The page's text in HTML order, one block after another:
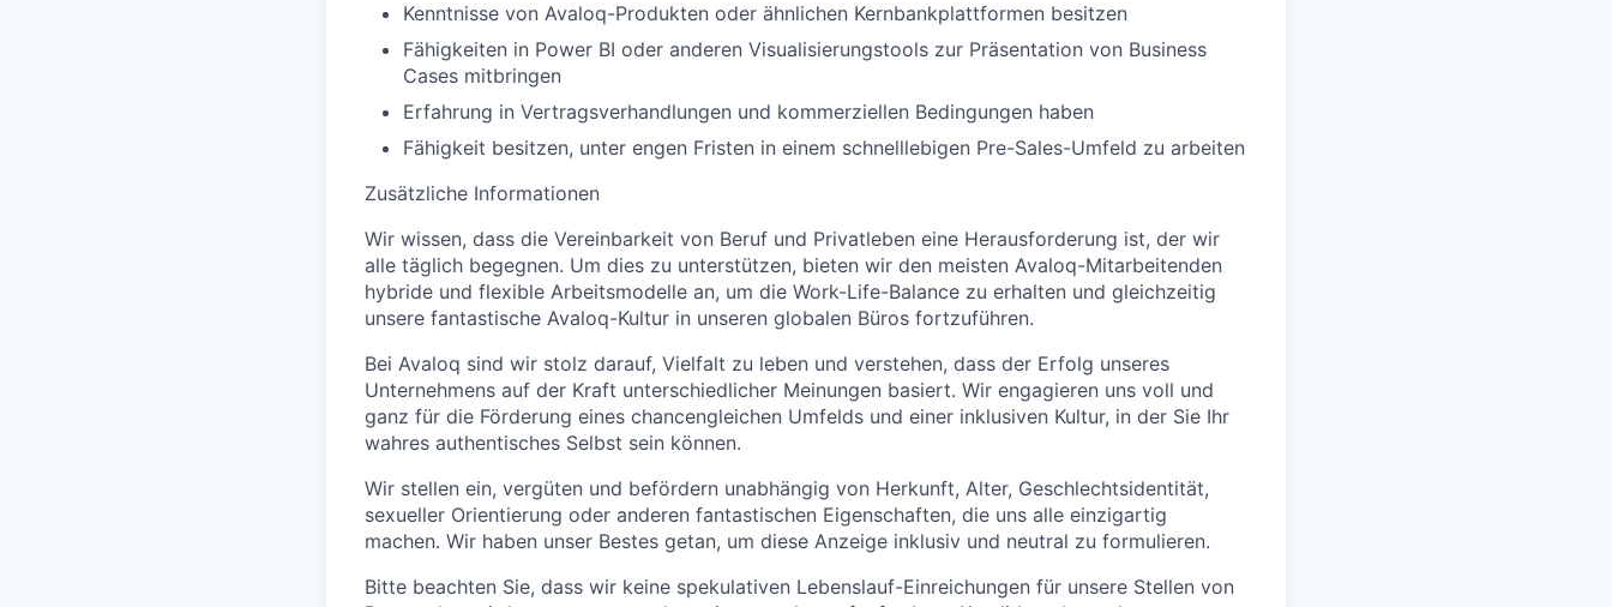
Kenntnisse von Avaloq-Produkten oder ähnlichen Kernbankplattformen besitzen
Fähigkeiten in Power BI oder anderen Visualisierungstools zur Präsentation von Business
Cases mitbringen
Erfahrung in Vertragsverhandlungen und kommerziellen Bedingungen haben
Fähigkeit besitzen, unter engen Fristen in einem schnelllebigen Pre-Sales-Umfeld zu arbeiten
Zusätzliche Informationen
Wir wissen, dass die Vereinbarkeit von Beruf und Privatleben eine Herausforderung ist, der wir
alle täglich begegnen. Um dies zu unterstützen, bieten wir den meisten Avaloq-Mitarbeitenden
hybride und flexible Arbeitsmodelle an, um die Work-Life-Balance zu erhalten und gleichzeitig
unsere fantastische Avaloq-Kultur in unseren globalen Büros fortzuführen.
Bei Avaloq sind wir stolz darauf, Vielfalt zu leben und verstehen, dass der Erfolg unseres
Unternehmens auf der Kraft unterschiedlicher Meinungen basiert. Wir engagieren uns voll und
ganz für die Förderung eines chancengleichen Umfelds und einer inklusiven Kultur, in der Sie Ihr
wahres authentisches Selbst sein können.
Wir stellen ein, vergüten und befördern unabhängig von Herkunft, Alter, Geschlechtsidentität,
sexueller Orientierung oder anderen fantastischen Eigenschaften, die uns alle einzigartig
machen. Wir haben unser Bestes getan, um diese Anzeige inklusiv und neutral zu formulieren.
Bitte beachten Sie, dass wir keine spekulativen Lebenslauf-Einreichungen für unsere Stellen von